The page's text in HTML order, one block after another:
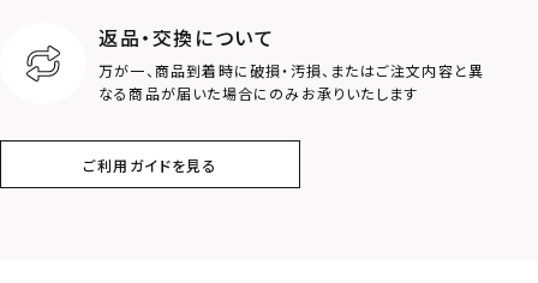
アラベスク スクロール
返品・交換について
万が一、商品到着時に破損・汚損、またはご注文内容と異
なる商品が届いた場合にのみお承りいたします
ご利用ガイドを見る